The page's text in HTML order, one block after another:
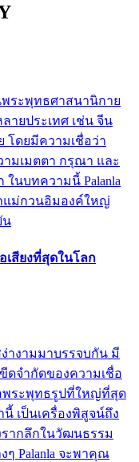
ระพุทธศาสนานิกาย
ายประเทศ เช่น จีน
โดยมีความเชื่อว่า
มเมตตา กรุณา และ
นบทความนี้ Palanla
แม่กวนอิมองค์ใหญ่
น
สียงที่สุดในโลก
างามมาบรรจบกัน มี
ดจำกัดของความเชื่อ
พระพุทธรูปที่ใหญ่ที่สุด
เป็นเครื่องพิสูจน์ถึง
ากลึกในวัฒนธรรม
Palanla จะพาคุณ